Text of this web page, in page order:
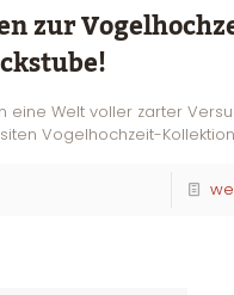
zur
eine Welt voller zarter
Vogelhochzeit-